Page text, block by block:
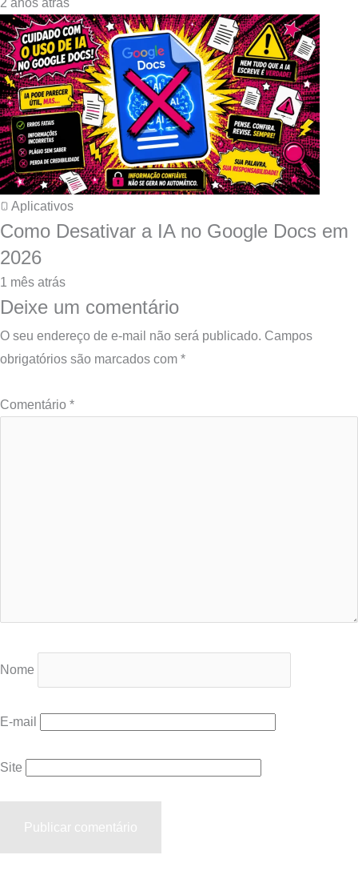
Aplicativos
Como Desativar a IA no Google Docs em
2026
1 mês atrás
Deixe um comentário
O seu endereço de e-mail não será publicado. Campos
obrigatórios são marcados com *
Comentário *
Nome
E-mail
Site